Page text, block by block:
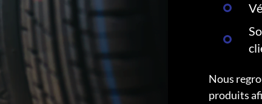
Nous
produits